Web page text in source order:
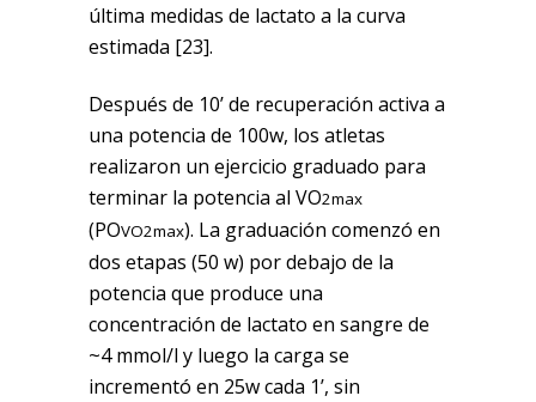
última medidas de lactato a la curva
estimada [23].
Después de 10’ de recuperación activa a
una potencia de 100w, los atletas
realizaron un ejercicio graduado para
terminar la potencia al VO2max
(POVO2max). La graduación comenzó en
dos etapas (50 w) por debajo de la
potencia que produce una
concentración de lactato en sangre de
~4 mmol/l y luego la carga se
incrementó en 25w cada 1’, sin